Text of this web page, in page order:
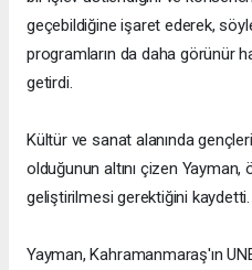
geçebildiğine işaret ederek,
programların da daha görünür
getirdi.
Kültür ve sanat alanında
olduğunun altını çizen Yayman,
geliştirilmesi gerektiğini kaydetti.
Yayman, Kahramanmaraş'ın